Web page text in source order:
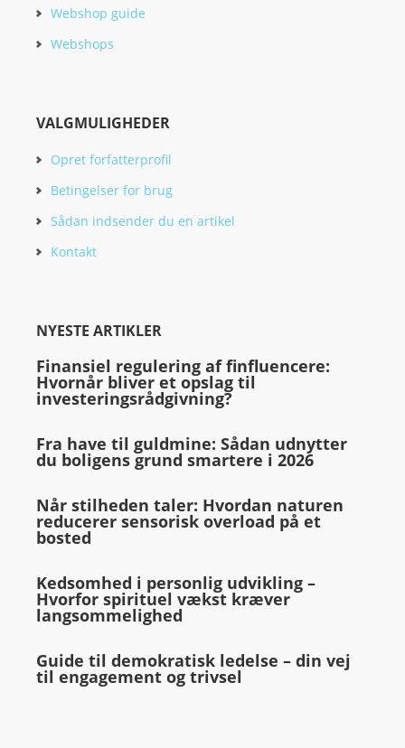
Webshop guide
Webshops
VALGMULIGHEDER
Opret forfatterprofil
Betingelser for brug
Sådan indsender du en artikel
Kontakt
NYESTE ARTIKLER
Finansiel regulering af finfluencere:
Hvornår bliver et opslag til
investeringsrådgivning?
Fra have til guldmine: Sådan udnytter
du boligens grund smartere i 2026
Når stilheden taler: Hvordan naturen
reducerer sensorisk overload på et
bosted
Kedsomhed i personlig udvikling –
Hvorfor spirituel vækst kræver
langsommelighed
Guide til demokratisk ledelse – din vej
til engagement og trivsel